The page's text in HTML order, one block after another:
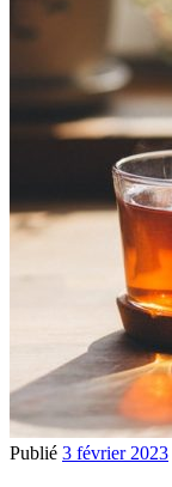
Publié 3 février 2023